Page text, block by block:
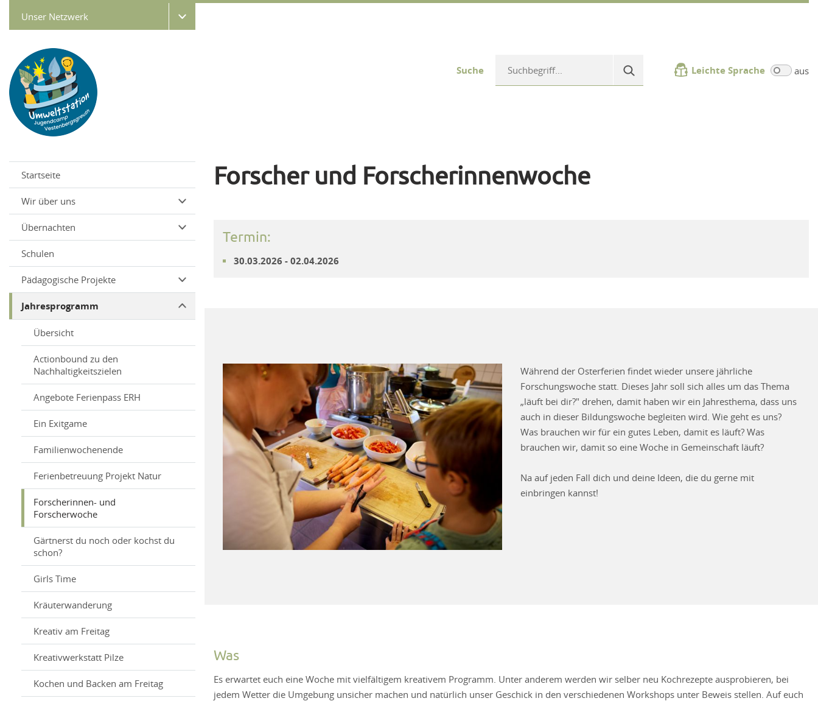
Unser Netzwerk
Suche Leichte Sprache aus
Startseite
Wir über uns
Übernachten
Schulen
Pädagogische Projekte
Jahresprogramm
Übersicht
Actionbound zu den
Nachhaltigkeitszielen
Angebote Ferienpass ERH
Ein Exitgame
Familienwochenende
Ferienbetreuung Projekt Natur
Forscherinnen- und
Forscherwoche
Gärtnerst du noch oder kochst du
schon?
Girls Time
Kräuterwanderung
Kreativ am Freitag
Kreativwerkstatt Pilze
Kochen und Backen am Freitag
Forscher und Forscherinnenwoche
Termin:
30.03.2026 - 02.04.2026
Während der Osterferien findet wieder unsere jährliche
Forschungswoche statt. Dieses Jahr soll sich alles um das Thema
„läuft bei dir?" drehen, damit haben wir ein Jahresthema, dass uns
auch in dieser Bildungswoche begleiten wird. Wie geht es uns?
Was brauchen wir für ein gutes Leben, damit es läuft? Was
brauchen wir, damit so eine Woche in Gemeinschaft läuft?
Na auf jeden Fall dich und deine Ideen, die du gerne mit
einbringen kannst!
Was
Es erwartet euch eine Woche mit vielfältigem kreativem Programm. Unter anderem werden wir selber neu Kochrezepte ausprobieren, bei
jedem Wetter die Umgebung unsicher machen und natürlich unser Geschick in den verschiedenen Workshops unter Beweis stellen. Auf euch